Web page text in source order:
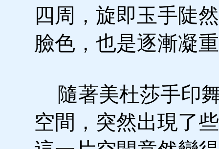
四周，旋即玉手陡
臉色，也是逐漸凝
隨著美杜莎手印
空間，突然出現了